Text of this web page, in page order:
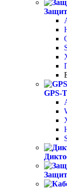
GPS-